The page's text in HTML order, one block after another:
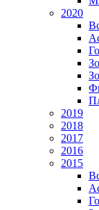
2020
2019
2018
2017
2016
2015